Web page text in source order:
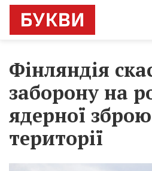
Фінляндія
заборону на
ядерної
території